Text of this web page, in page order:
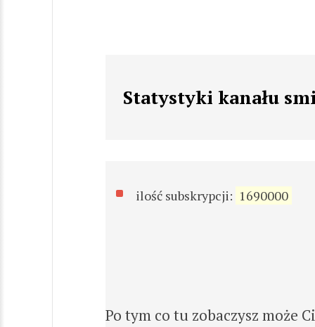
Statystyki kanału
ilość subskrypcji: 1690000
Po tym co tu zobaczysz może